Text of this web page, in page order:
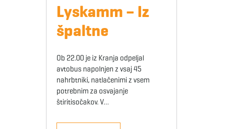
Lyskamm – Iz
špaltne
Ob 22.00 je iz Kranja odpeljal
avtobus napolnjen z vsaj 45
nahrbtniki, natlačenimi z vsem
potrebnim za osvajanje
štiritisočakov. V…